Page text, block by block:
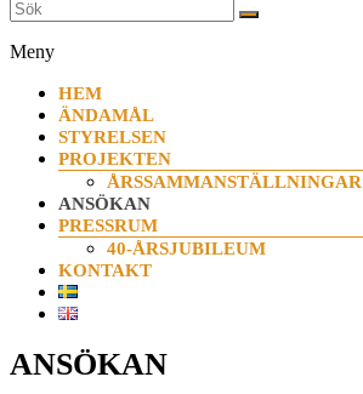
Meny
HEM
ÄNDAMÅL
STYRELSEN
PROJEKTEN
ÅRSSAMMANSTÄLLNINGAR
ANSÖKAN
PRESSRUM
40-ÅRSJUBILEUM
KONTAKT
ANSÖKAN